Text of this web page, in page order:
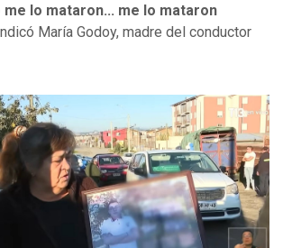
me lo mataron... me lo mataron
María Godoy, madre del conductor